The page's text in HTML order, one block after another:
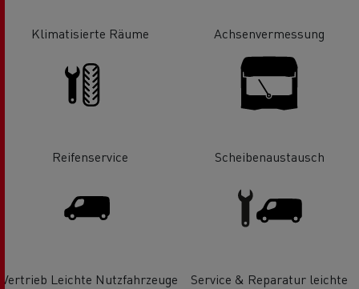
Klimatisierte Räume Achsenvermessung
Reifenservice Scheibenaustausch
Vertrieb Leichte Nutzfahrzeuge
Service & Reparatur leichte